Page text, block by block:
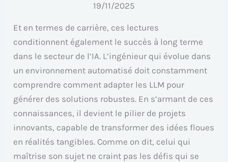
19/11/2025
Et en termes de carrière, ces lectures
conditionnent également le succès à long terme
dans le secteur de l’IA. L’ingénieur qui évolue dans
un environnement automatisé doit constamment
comprendre comment adapter les LLM pour
générer des solutions robustes. En s’armant de ces
connaissances, il devient le pilier de projets
innovants, capable de transformer des idées floues
en réalités tangibles. Comme on dit, celui qui
maîtrise son sujet ne craint pas les défis qui se